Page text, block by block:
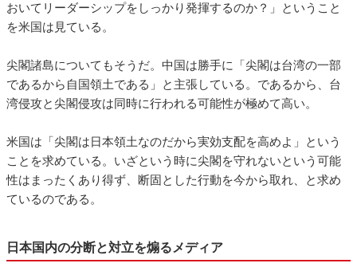
おいてリーダーシップをしっかり発揮するのか？」ということ
を米国は見ている。
尖閣諸島についてもそうだ。中国は勝手に「尖閣は台湾の一部
であるから自国領土である」と主張している。であるから、台
湾侵攻と尖閣侵攻は同時に行われる可能性が極めて高い。
米国は「尖閣は日本領土なのだから実効支配を高めよ」という
ことを求めている。いざという時に尖閣を守れないという可能
性はまったくあり得ず、断固とした行動を今から取れ、と求め
ているのである。
日本国内の分断と対立を煽るメディア